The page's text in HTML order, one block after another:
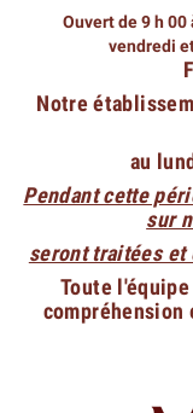
Ouvert de 9 h
vendredi
Notre
au
Pendant cette
sur
seront traitées et
Toute
compréhension